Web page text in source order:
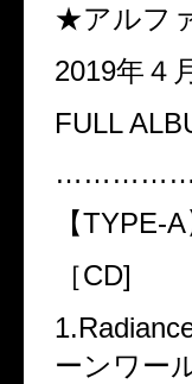
★アルフ
2019年４
FULL
【TYPE-
［CD]
ーンワー